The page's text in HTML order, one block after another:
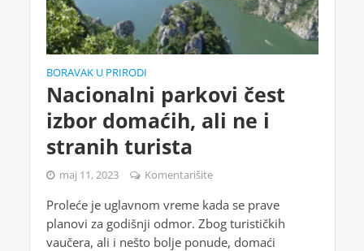
BORAVAK U PRIRODI
Nacionalni parkovi čest
izbor domaćih, ali ne i
stranih turista
maj 11, 2023 Komentarišite
Proleće je uglavnom vreme kada se prave
planovi za godišnji odmor. Zbog turističkih
vaučera, ali i nešto bolje ponude, domaći